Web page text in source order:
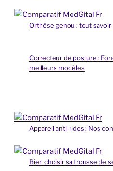
Orthèse genou : tout savoir
Correcteur de posture :
meilleurs modèles
Appareil anti-rides : Nos
Bien choisir sa trousse de